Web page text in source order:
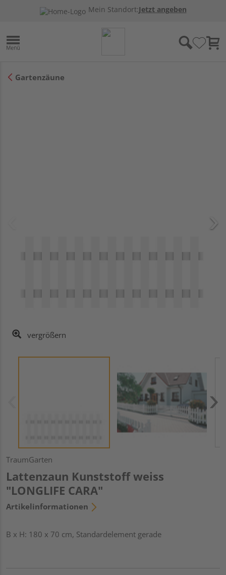
Mein Standort:Jetzt angeben
Gartenzäune
vergrößern
TraumGarten
Lattenzaun Kunststoff weiss
"LONGLIFE CARA"
Artikelinformationen
B x H: 180 x 70 cm, Standardelement gerade